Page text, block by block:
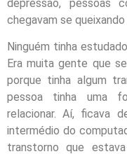
depressão, pessoas
chegavam se
Ninguém tinha
Era muita gente que
porque tinha algum
pessoa tinha uma
relacionar. Aí, ficava
intermédio do
transtorno que